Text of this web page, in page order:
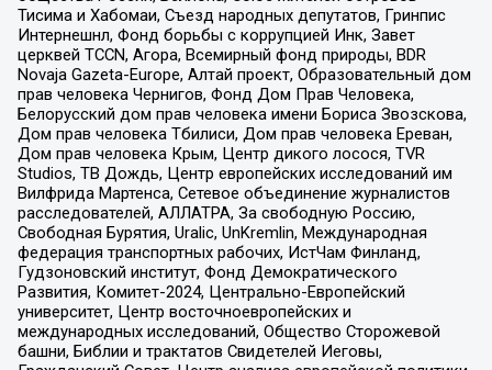
Тисима и Хабомаи, Съезд народных депутатов, Гринпис
Интернешнл, Фонд борьбы с коррупцией Инк, Завет
церквей TCCN, Агора, Всемирный фонд природы, BDR
Novaja Gazeta-Europe, Алтай проект, Образовательный дом
прав человека Чернигов, Фонд Дом Прав Человека,
Белорусский дом прав человека имени Бориса Звозскова,
Дом прав человека Тбилиси, Дом прав человека Ереван,
Дом прав человека Крым, Центр дикого лосося, TVR
Studios, ТВ Дождь, Центр европейских исследований им
Вилфрида Мартенса, Сетевое объединение журналистов
расследователей, АЛЛАТРА, За свободную Россию,
Свободная Бурятия, Uralic, UnKremlin, Международная
федерация транспортных рабочих, ИстЧам Финланд,
Гудзоновский институт, Фонд Демократического
Развития, Комитет-2024, Центрально-Европейский
университет, Центр восточноевропейских и
международных исследований, Общество Сторожевой
башни, Библии и трактатов Свидетелей Иеговы,